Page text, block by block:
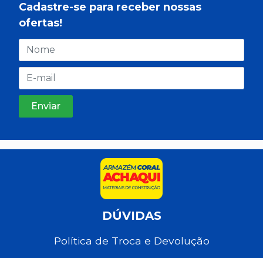
Cadastre-se para receber nossas
ofertas!
DÚVIDAS
Política de Troca e Devolução